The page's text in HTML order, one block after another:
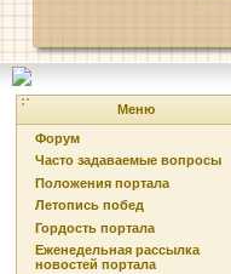
Меню
Форум
Часто задаваемые вопросы
Положения портала
Летопись побед
Гордость портала
Еженедельная рассылка
новостей портала